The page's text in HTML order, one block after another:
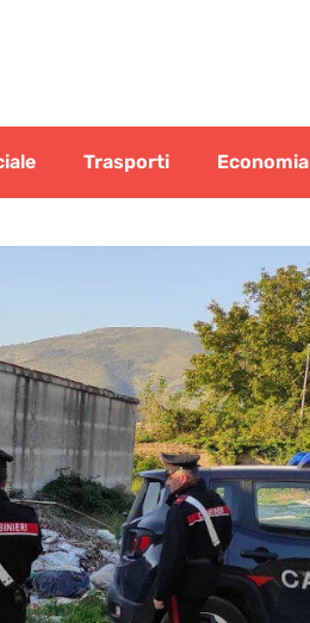
Trasporti Economia